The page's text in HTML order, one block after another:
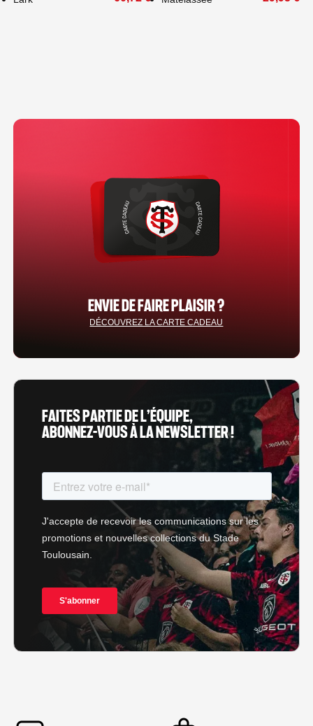
ENVIE DE FAIRE PLAISIR ?
DÉCOUVREZ LA CARTE CADEAU
FAITES PARTIE DE L’ÉQUIPE,
ABONNEZ-VOUS À LA NEWSLETTER !